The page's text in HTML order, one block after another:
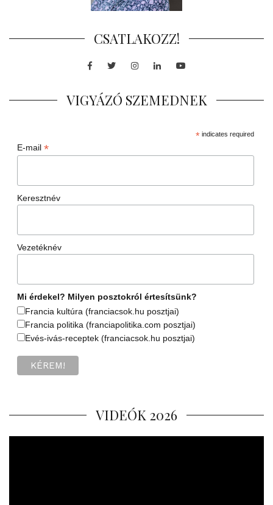
CSATLAKOZZ!
Facebook
TwitterInstagram
LinkedInYoutube
VIGYÁZÓ SZEMEDNEK
*indicates required
E-mail *
Keresztnév
Vezetéknév
Mi érdekel? Milyen posztokról értesítsünk?
Francia kultúra (franciacsok.hu posztjai)
Francia politika (franciapolitika.com posztjai)
Evés-ivás-receptek (franciacsok.hu posztjai)
VIDEÓK 2026